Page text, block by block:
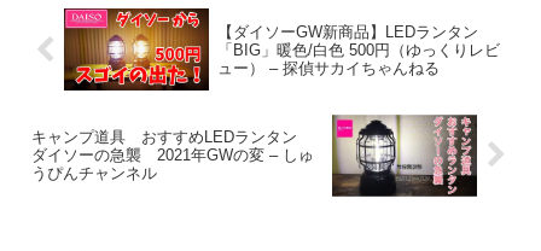
【ダイソーGW新商品】LEDランタン
「BIG」暖色/白色 500円（ゆっくりレビ
ュー） – 探偵サカイちゃんねる
キャンプ道具 おすすめLEDランタン
ダイソーの急襲 2021年GWの変 – しゅ
うぴんチャンネル